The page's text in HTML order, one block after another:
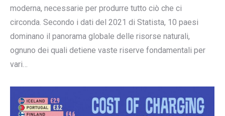
moderna, necessarie per produrre tutto ciò che ci
circonda. Secondo i dati del 2021 di Statista, 10 paesi
dominano il panorama globale delle risorse naturali,
ognuno dei quali detiene vaste riserve fondamentali per
vari…